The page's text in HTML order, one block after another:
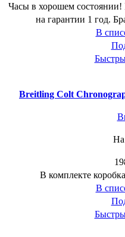
Часы в хорошем
на гарантии 1 год.
В
Breitling Colt
На
В комплекте
В